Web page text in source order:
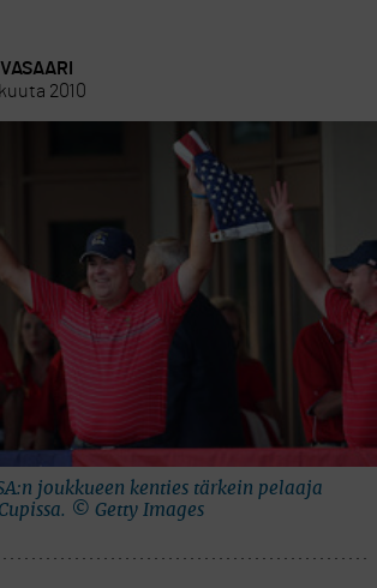
2010
joukkueen kenties tärkein pelaaja
© Getty Images